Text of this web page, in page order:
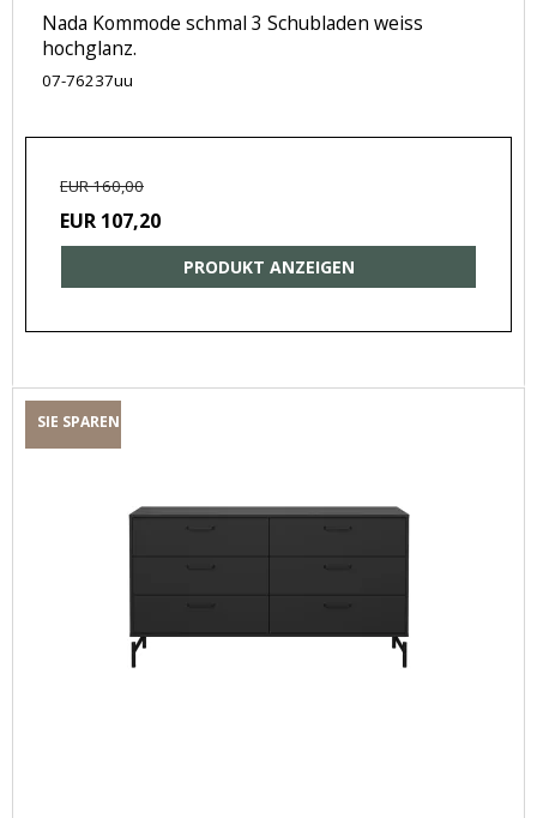
Nada Kommode schmal 3 Schubladen weiss
hochglanz.
07-76237uu
EUR 160,00
EUR 107,20
PRODUKT ANZEIGEN
SIE SPAREN